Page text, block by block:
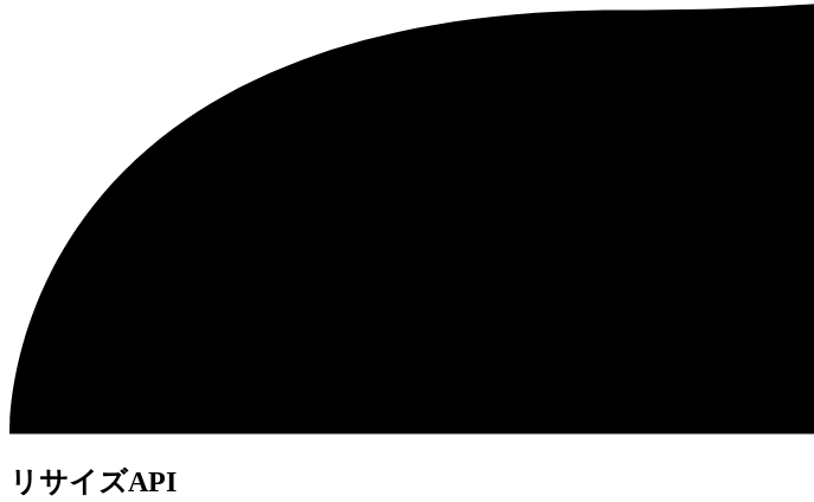
リサイズAPI